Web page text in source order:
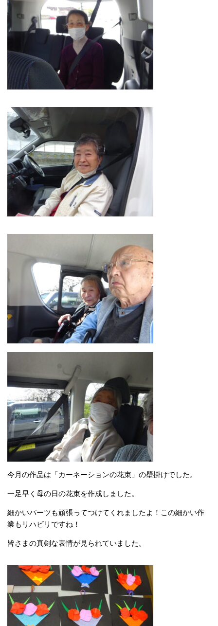
今月の作品は「カーネーションの花束」の壁掛けでした。
一足早く母の日の花束を作成しました。
細かいパーツも頑張ってつけてくれましたよ！この細かい作
業もリハビリですね！
皆さまの真剣な表情が見られていました。